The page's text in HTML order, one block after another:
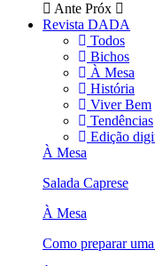
Ante Próx
Revista DADA
Todos
Bichos
À Mesa
História
Viver Bem
Tendências
Edição
À Mesa
Salada Caprese
À Mesa
Como preparar